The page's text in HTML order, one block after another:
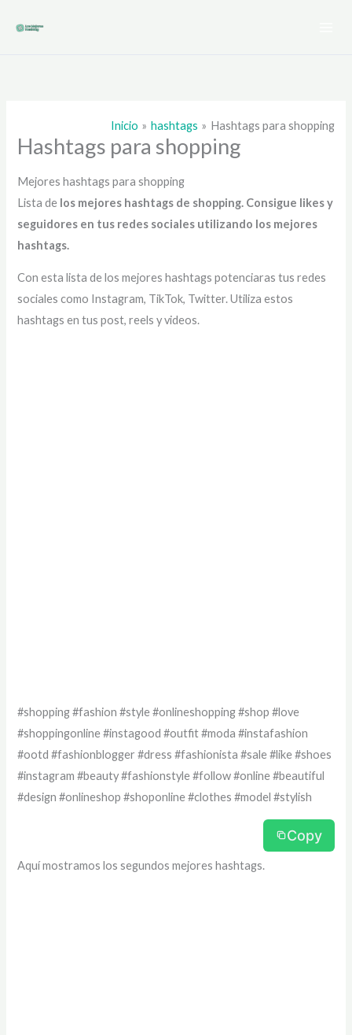
Inicio hashtags Hashtags para shopping
Hashtags para shopping
Mejores hashtags para shopping
Lista de los mejores hashtags de shopping. Consigue likes y
seguidores en tus redes sociales utilizando los mejores
hashtags.
Con esta lista de los mejores hashtags potenciaras tus redes
sociales como Instagram, TikTok, Twitter. Utiliza estos
hashtags en tus post, reels y videos.
#shopping #fashion #style #onlineshopping #shop #love
#shoppingonline #instagood #outfit #moda #instafashion
#ootd #fashionblogger #dress #fashionista #sale #like #shoes
#instagram #beauty #fashionstyle #follow #online #beautiful
#design #onlineshop #shoponline #clothes #model #stylish
Copy
Aquí mostramos los segundos mejores hashtags.